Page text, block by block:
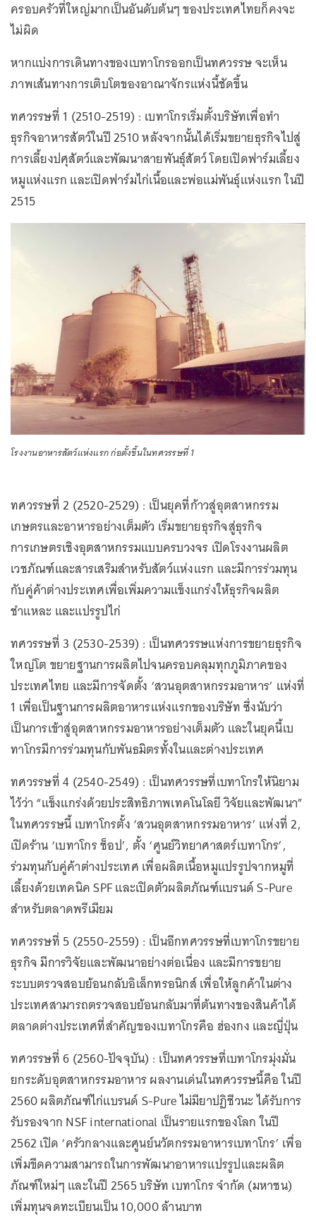
ครอบครัวที่ใหญ่มากเป็นอันดับต้นๆ ของประเทศไทยก็คงจะ
ไม่ผิด
หากแบ่งการเดินทางของเบทาโกรออกเป็นทศวรรษ จะเห็น
ภาพเส้นทางการเติบโตของอาณาจักรแห่งนี้ชัดขึ้น
ทศวรรษที่ 1 (2510-2519) : เบทาโกรเริ่มตั้งบริษัทเพื่อทำ
ธุรกิจอาหารสัตว์ในปี 2510 หลังจากนั้นได้เริ่มขยายธุรกิจไปสู่
การเลี้ยงปศุสัตว์และพัฒนาสายพันธุ์สัตว์ โดยเปิดฟาร์มเลี้ยง
หมูแห่งแรก และเปิดฟาร์มไก่เนื้อและพ่อแม่พันธุ์แห่งแรก ในปี
2515
โรงงานอาหารสัตว์แห่งแรก ก่อตั้งขึ้นในทศวรรษที่ 1
ทศวรรษที่ 2 (2520-2529) : เป็นยุคที่ก้าวสู่อุตสาหกรรม
เกษตรและอาหารอย่างเต็มตัว เริ่มขยายธุรกิจสู่ธุรกิจ
การเกษตรเชิงอุตสาหกรรมแบบครบวงจร เปิดโรงงานผลิต
เวชภัณฑ์และสารเสริมสำหรับสัตว์แห่งแรก และมีการร่วมทุน
กับคู่ค้าต่างประเทศเพื่อเพิ่มความแข็งแกร่งให้ธุรกิจผลิต
ชำแหละ และแปรรูปไก่
ทศวรรษที่ 3 (2530-2539) : เป็นทศวรรษแห่งการขยายธุรกิจ
ใหญ่โต ขยายฐานการผลิตไปจนครอบคลุมทุกภูมิภาคของ
ประเทศไทย และมีการจัดตั้ง ‘สวนอุตสาหกรรมอาหาร’ แห่งที่
1 เพื่อเป็นฐานการผลิตอาหารแห่งแรกของบริษัท ซึ่งนับว่า
เป็นการเข้าสู่อุตสาหกรรมอาหารอย่างเต็มตัว และในยุคนี้เบ
ทาโกรมีการร่วมทุนกับพันธมิตรทั้งในและต่างประเทศ
ทศวรรษที่ 4 (2540-2549) : เป็นทศวรรษที่เบทาโกรให้นิยาม
ไว้ว่า “แข็งแกร่งด้วยประสิทธิภาพเทคโนโลยี วิจัยและพัฒนา”
ในทศวรรษนี้ เบทาโกรตั้ง ‘สวนอุตสาหกรรมอาหาร’ แห่งที่ 2,
เปิดร้าน ‘เบทาโกร ช็อป’, ตั้ง ‘ศูนย์วิทยาศาสตร์เบทาโกร’,
ร่วมทุนกับคู่ค้าต่างประเทศ เพื่อผลิตเนื้อหมูแปรรูปจากหมูที่
เลี้ยงด้วยเทคนิค SPF และเปิดตัวผลิตภัณฑ์แบรนด์ S-Pure
สำหรับตลาดพรีเมียม
ทศวรรษที่ 5 (2550-2559) : เป็นอีกทศวรรษที่เบทาโกรขยาย
ธุรกิจ มีการวิจัยและพัฒนาอย่างต่อเนื่อง และมีการขยาย
ระบบตรวจสอบย้อนกลับอิเล็กทรอนิกส์ เพื่อให้ลูกค้าในต่าง
ประเทศสามารถตรวจสอบย้อนกลับมาที่ต้นทางของสินค้าได้
ตลาดต่างประเทศที่สำคัญของเบทาโกรคือ ฮ่องกง และญี่ปุ่น
ทศวรรษที่ 6 (2560-ปัจจุบัน) : เป็นทศวรรษที่เบทาโกรมุ่งมั่น
ยกระดับอุตสาหกรรมอาหาร ผลงานเด่นในทศวรรษนี้คือ ในปี
2560 ผลิตภัณฑ์ไก่แบรนด์ S-Pure ไม่มียาปฏิชีวนะ ได้รับการ
รับรองจาก NSF international เป็นรายแรกของโลก ในปี
2562 เปิด ‘ครัวกลางและศูนย์นวัตกรรมอาหารเบทาโกร’ เพื่อ
เพิ่มขีดความสามารถในการพัฒนาอาหารแปรรูปและผลิต
ภัณฑ์ใหม่ๆ และในปี 2565 บริษัท เบทาโกร จำกัด (มหาชน)
เพิ่มทุนจดทะเบียนเป็น 10,000 ล้านบาท